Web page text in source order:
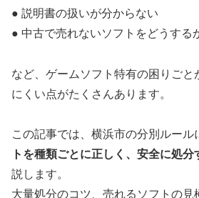
● 説明書の扱いが分からない
● 中古で売れないソフトをどうする
など、ゲームソフト特有の困りごと
にくい点がたくさんあります。
この記事では、横浜市の分別ルール
トを種類ごとに正しく、安全に処分
説します。
大量処分のコツ、売れるソフトの見